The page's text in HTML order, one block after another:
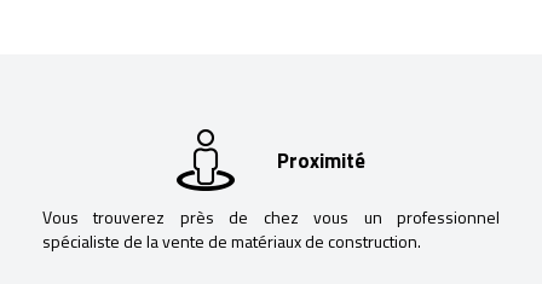
Proximité
Vous trouverez près de chez vous un professionnel
spécialiste de la vente de matériaux de construction.